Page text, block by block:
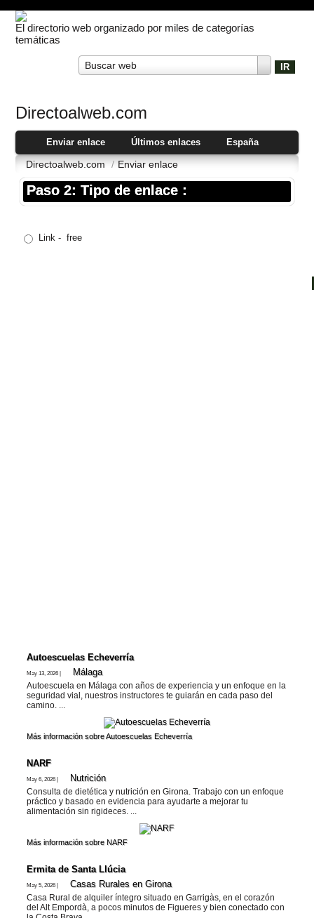
El directorio web organizado por miles de categorías
temáticas
Buscar web
Directoalweb.com
Enviar enlace Últimos enlaces España
Directoalweb.com / Enviar enlace
Paso 2: Tipo de enlace :
Link - free
Autoescuelas Echeverría
May 13, 2026 | Málaga
Autoescuela en Málaga con años de experiencia y un enfoque en la
seguridad vial, nuestros instructores te guiarán en cada paso del
camino. ...
Más información sobre Autoescuelas Echeverría
NARF
May 6, 2026 | Nutrición
Consulta de dietética y nutrición en Girona. Trabajo con un enfoque
práctico y basado en evidencia para ayudarte a mejorar tu
alimentación sin rigideces. ...
Más información sobre NARF
Ermita de Santa Llúcia
May 5, 2026 | Casas Rurales en Girona
Casa Rural de alquiler íntegro situado en Garrigàs, en el corazón
del Alt Empordà, a pocos minutos de Figueres y bien conectado con